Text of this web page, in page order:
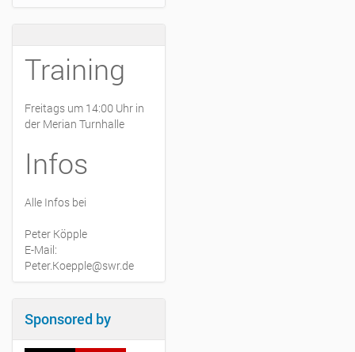
Training
Freitags um 14:00 Uhr in
der Merian Turnhalle
Infos
Alle Infos bei
Peter Köpple
E-Mail:
Peter.Koepple@swr.de
Sponsored by